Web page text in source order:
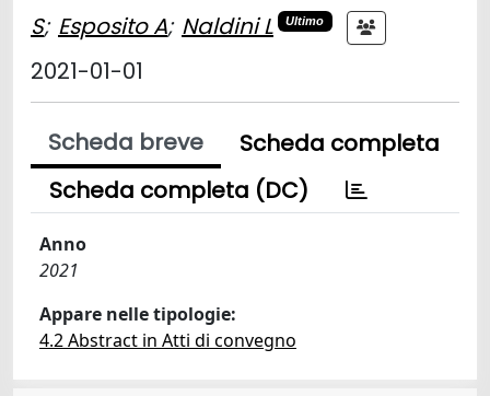
S; Esposito A; Naldini L Ultimo
2021-01-01
Scheda breve
Scheda completa
Scheda completa (DC)
Anno
2021
Appare nelle tipologie:
4.2 Abstract in Atti di convegno